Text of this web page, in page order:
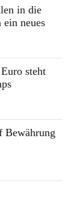
in die
ein neues
steht
Bewährung